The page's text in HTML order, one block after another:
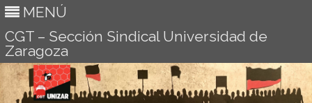
MENÚ
CGT – Sección Sindical Universidad de
Zaragoza